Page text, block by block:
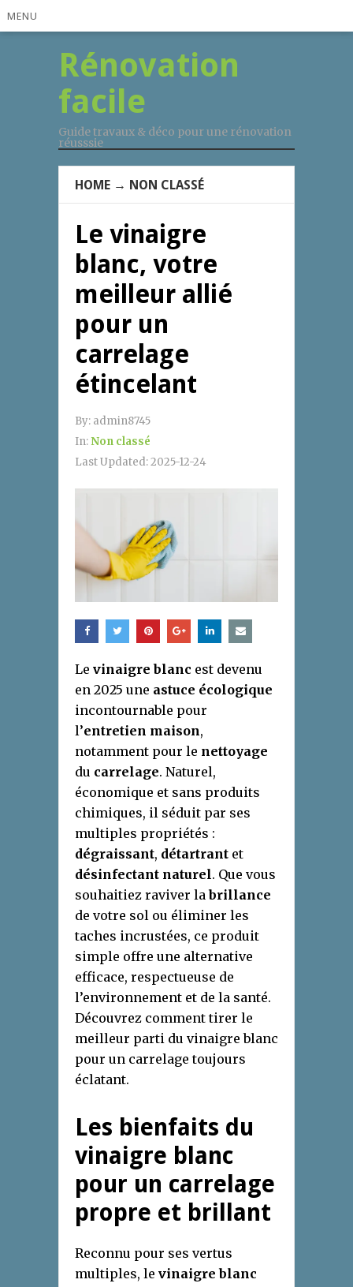
MENU
Rénovation
facile
Guide travaux & déco pour une rénovation
réusssie
HOME → NON CLASSÉ
Le vinaigre
blanc, votre
meilleur allié
pour un
carrelage
étincelant
By: admin8745
In:Non classé
Last Updated:2025-12-24
Le vinaigre blanc est devenu
en 2025 une astuce écologique
incontournable pour
l’entretien maison,
notamment pour le nettoyage
du carrelage. Naturel,
économique et sans produits
chimiques, il séduit par ses
multiples propriétés :
dégraissant, détartrant et
désinfectant naturel. Que vous
souhaitiez raviver labrillance
de votre sol ou éliminer les
taches incrustées, ce produit
simple offre une alternative
efficace, respectueuse de
l’environnement et de la santé.
Découvrez comment tirer le
meilleur parti du vinaigre blanc
pour un carrelage toujours
éclatant.
Les bienfaits du
vinaigre blanc
pour un carrelage
propre et brillant
Reconnu pour ses vertus
multiples, le vinaigre blanc